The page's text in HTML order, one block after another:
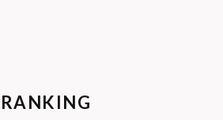
RANKING